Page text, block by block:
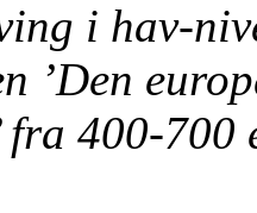
i hav-
’Den
fra 400-700